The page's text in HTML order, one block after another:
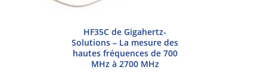
HF35C de Gigahertz-
Solutions – La mesure des
hautes fréquences de 700
MHz à 2700 MHz